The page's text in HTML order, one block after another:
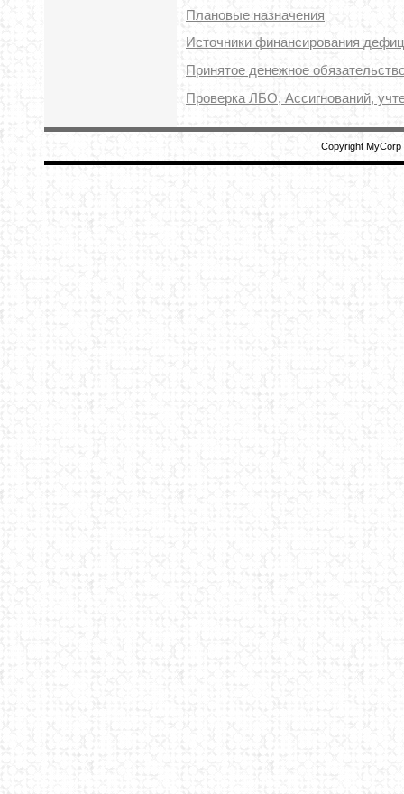
Плановые назначения
Источники финансирования
Принятое денежное
Проверка ЛБО, Ассигнований,
Copyright MyCorp